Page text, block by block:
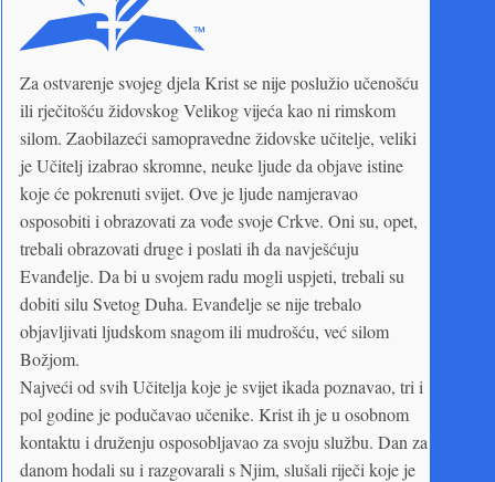
Za ostvarenje svojeg djela Krist se nije poslužio učenošću
ili rječitošću židovskog Velikog vijeća kao ni rimskom
silom. Zaobilazeći samopravedne židovske učitelje, veliki
je Učitelj izabrao skromne, neuke ljude da objave istine
koje će pokrenuti svijet. Ove je ljude namjeravao
osposobiti i obrazovati za vođe svoje Crkve. Oni su, opet,
trebali obrazovati druge i poslati ih da navješćuju
Evanđelje. Da bi u svojem radu mogli uspjeti, trebali su
dobiti silu Svetog Duha. Evanđelje se nije trebalo
objavljivati ljudskom snagom ili mudrošću, već silom
Božjom.
Najveći od svih Učitelja koje je svijet ikada poznavao, tri i
pol godine je podučavao učenike. Krist ih je u osobnom
kontaktu i druženju osposobljavao za svoju službu. Dan za
danom hodali su i razgovarali s Njim, slušali riječi koje je